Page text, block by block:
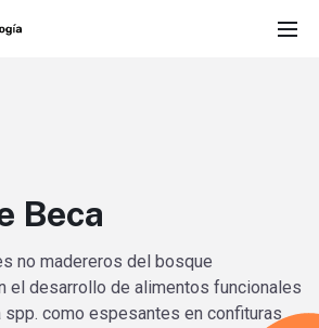
Beca
no madereros del bosque
el desarrollo de alimentos funcionales
spp. como espesantes en confituras